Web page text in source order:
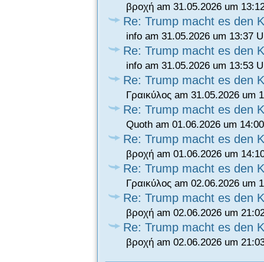
βροχή am 31.05.2026 um
Re: Trump macht es den
info am 31.05.2026 um 13:37
Re: Trump macht es den
info am 31.05.2026 um 13:53
Re: Trump macht es den
Γραικύλος am 31.05.2026 um
Re: Trump macht es den
Quoth am 01.06.2026 um
Re: Trump macht es den
βροχή am 01.06.2026 um
Re: Trump macht es den
Γραικύλος am 02.06.2026 um
Re: Trump macht es den
βροχή am 02.06.2026 um
Re: Trump macht es den
βροχή am 02.06.2026 um